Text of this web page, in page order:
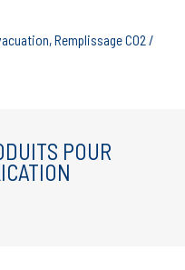
Remplissage CO2 /
POUR